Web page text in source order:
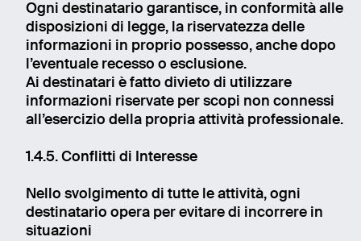
Ogni destinatario garantisce, in conformità alle
disposizioni di legge, la riservatezza delle
informazioni in proprio possesso, anche dopo
l’eventuale recesso o esclusione.
Ai destinatari è fatto divieto di utilizzare
informazioni riservate per scopi non connessi
all’esercizio della propria attività professionale.
1.4.5. Conflitti di Interesse
Nello svolgimento di tutte le attività, ogni
destinatario opera per evitare di incorrere in
situazioni